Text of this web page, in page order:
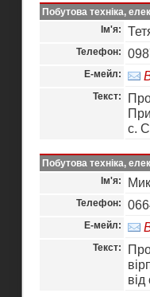
Побутова техніка,
Ім'я:
Телефон:
Е-мейл:
Текст:
с.
Побутова техніка,
Ім'я:
Телефон:
Е-мейл:
Текст: